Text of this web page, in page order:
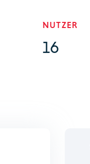
NUTZER
16